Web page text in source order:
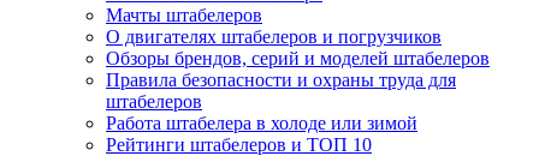
Мачты штабелеров
О двигателях штабелеров и погрузчиков
Обзоры брендов, серий и моделей штабелеров
Правила безопасности и охраны труда для
штабелеров
Работа штабелера в холоде или зимой
Рейтинги штабелеров и ТОП 10